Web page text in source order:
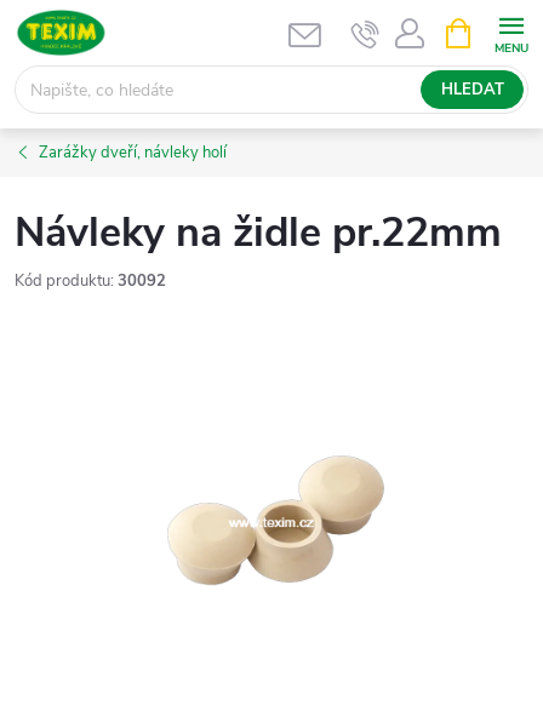
Přejít
obsah
HLEDAT
NÁKUPNÍ
KOŠÍK
Zarážky dveří, návleky holí
Návleky na židle pr.22mm
Kód produktu: 30092